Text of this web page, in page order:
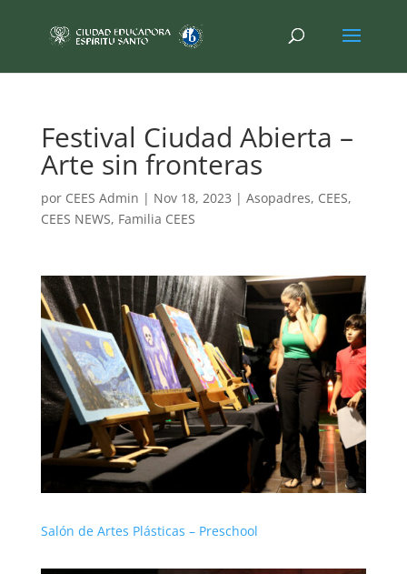
Festival Ciudad Abierta –
Arte sin fronteras
por CEES Admin | Nov 18, 2023 | Asopadres, CEES,
CEES NEWS, Familia CEES
Salón de Artes Plásticas – Preschool